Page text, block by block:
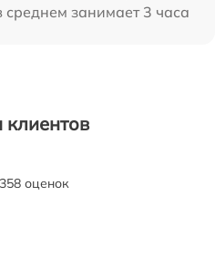
среднем занимает 3 часа
оценок